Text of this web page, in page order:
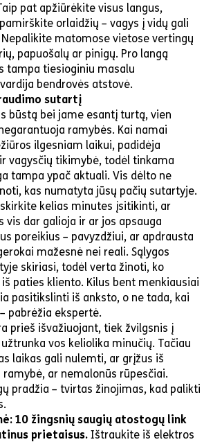
pat apžiūrėkite visus langus,
orlaidžių – vagys į vidų gali
matomose vietose vertingų
papuošalų ar pinigų. Pro langą
tampa tiesioginiu masalu
bendrovės atstovė.
sutartį
būstą bei jame esantį turtą, vien
ramybės. Kai namai
ilgesniam laikui, padidėja
vagysčių tikimybė, todėl tinkama
tampa ypač aktuali. Vis dėlto ne
kas numatyta jūsų pačių sutartyje.
kelias minutes įsitikinti, ar
vis dar galioja ir ar jos apsauga
poreikius – pavyzdžiui, ar apdrausta
mažesnė nei reali. Sąlygos
skiriasi, todėl verta žinoti, ko
paties kliento. Kilus bent menkiausiai
pasitikslinti iš anksto, o ne tada, kai
pabrėžia ekspertė.
prieš išvažiuojant, tiek žvilgsnis į
vos keliolika minučių. Tačiau
laikas gali nulemti, ar grįžus iš
ar nemalonūs rūpesčiai.
pradžia – tvirtas žinojimas, kad palikti
10 žingsnių saugių atostogų link
prietaisus. Ištraukite iš elektros